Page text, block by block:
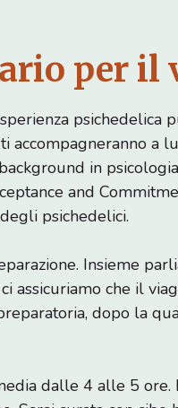
per il
accompagneranno a
in
and
psichedelici.
Insieme
assicuriamo che il
dopo la
dalle 4 alle 5